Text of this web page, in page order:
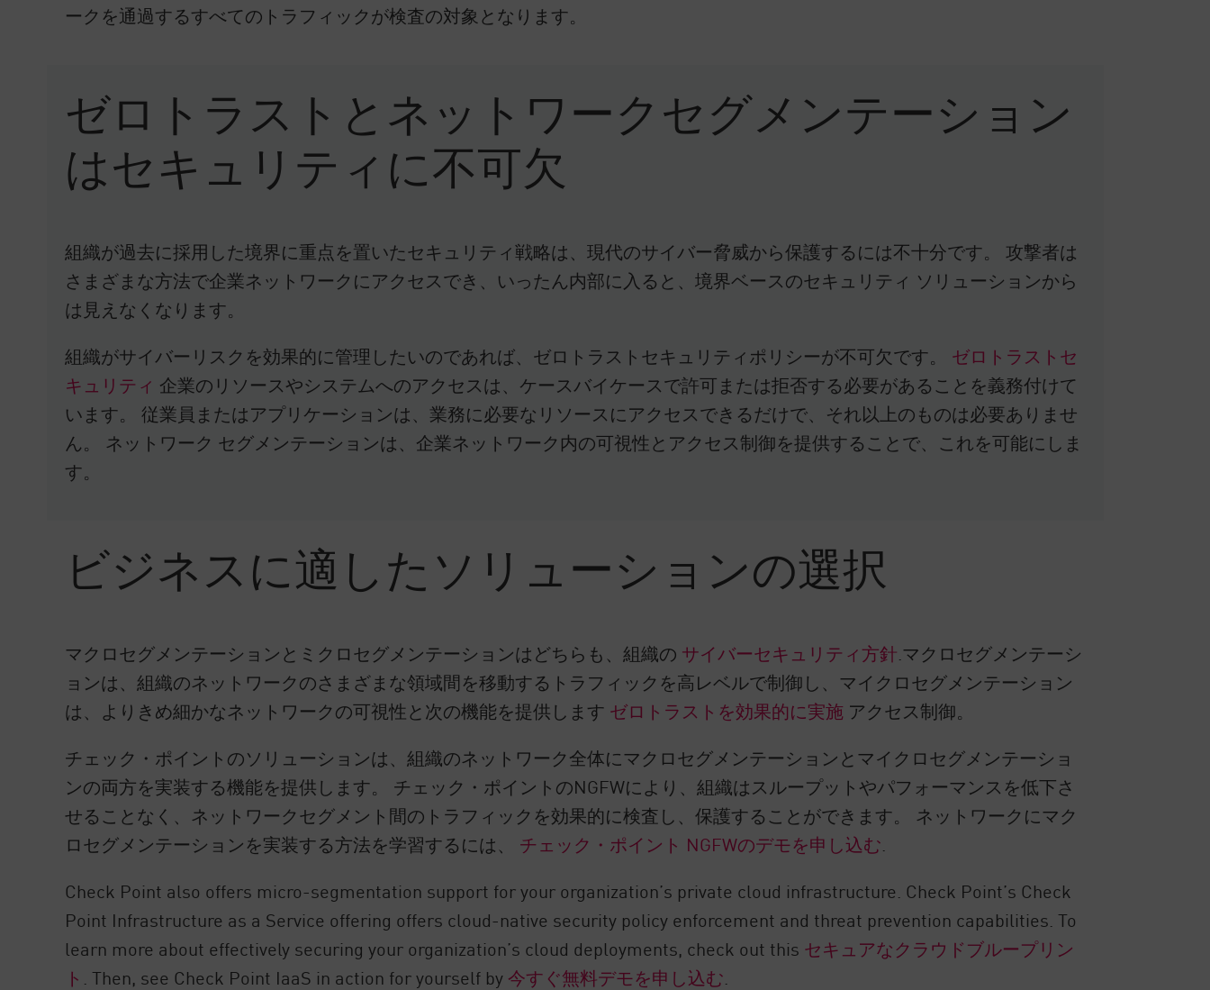
ークを通過するすべてのトラフィックが検査の対象となります。
ゼロトラストとネットワークセグメンテーション
はセキュリティに不可欠
組織が過去に採用した境界に重点を置いたセキュリティ戦略は、現代のサイバー脅威から保護するには不十分です。 攻撃者は
さまざまな方法で企業ネットワークにアクセスでき、いったん内部に入ると、境界ベースのセキュリティ ソリューションから
は見えなくなります。
組織がサイバーリスクを効果的に管理したいのであれば、ゼロトラストセキュリティポリシーが不可欠です。 ゼロトラストセ
キュリティ 企業のリソースやシステムへのアクセスは、ケースバイケースで許可または拒否する必要があることを義務付けて
います。 従業員またはアプリケーションは、業務に必要なリソースにアクセスできるだけで、それ以上のものは必要ありませ
ん。 ネットワーク セグメンテーションは、企業ネットワーク内の可視性とアクセス制御を提供することで、これを可能にしま
す。
ビジネスに適したソリューションの選択
マクロセグメンテーションとミクロセグメンテーションはどちらも、組織の サイバーセキュリティ方針 .マクロセグメンテーシ
ョンは、組織のネットワークのさまざまな領域間を移動するトラフィックを高レベルで制御し、マイクロセグメンテーション
は、よりきめ細かなネットワークの可視性と次の機能を提供します ゼロトラストを効果的に実施 アクセス制御。
チェック・ポイントのソリューションは、組織のネットワーク全体にマクロセグメンテーションとマイクロセグメンテーショ
ンの両方を実装する機能を提供します。 チェック・ポイントのNGFWにより、組織はスループットやパフォーマンスを低下さ
せることなく、ネットワークセグメント間のトラフィックを効果的に検査し、保護することができます。 ネットワークにマク
ロセグメンテーションを実装する方法を学習するには、 チェック・ポイント NGFWのデモを申し込む
Check Point also offers micro-segmentation support for your organization’s private cloud infrastructure. Check Point’s Check
Point Infrastructure as a Service offering offers cloud-native security policy enforcement and threat prevention capabilities. To
learn more about effectively securing your organization’s cloud deployments, check out this セキュアなクラウドブループリン
ト . Then, see Check Point IaaS in action for yourself by 今すぐ無料デモを申し込む